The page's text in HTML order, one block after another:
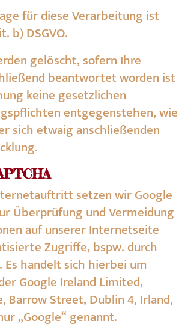
für diese Verarbeitung ist
b) DSGVO.
gelöscht, sofern Ihre
beantwortet worden ist
keine gesetzlichen
entgegenstehen, wie
sich etwaig anschließenden
setzen wir Google
Überprüfung und Vermeidung
auf unserer Internetseite
Zugriffe, bspw. durch
Es handelt sich hierbei um
Google Ireland Limited,
Barrow Street, Dublin 4, Irland,
„Google“ genannt.